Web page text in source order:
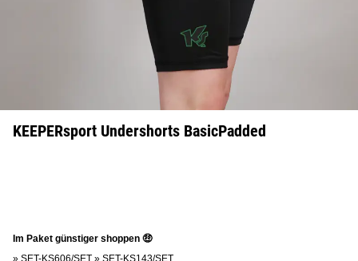
KEEPERsport Undershorts BasicPadded
Im Paket günstiger shoppen 🤑
» SET-KS606/SET » SET-KS143/SET